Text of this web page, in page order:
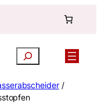
Suchen
/